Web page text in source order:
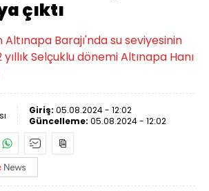
çıktı
Barajı'nda su seviyesinin
Selçuklu dönemi Altınapa Hanı
Giriş: 05.08.2024 - 12:02
Güncelleme: 05.08.2024 - 12:02